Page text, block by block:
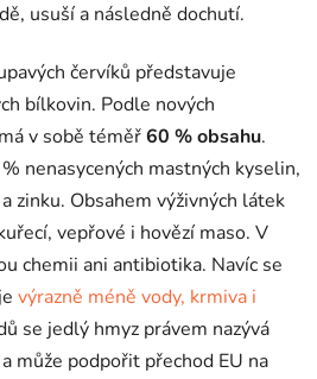
usuší a následně dochutí.
červíků představuje
bílkovin. Podle nových
v sobě téměř60 % obsahu.
nenasycených mastných kyselin,
zinku. Obsahem výživných látek
vepřové i hovězí maso. V
chemii ani antibiotika. Navíc se
výrazně méně vody, krmiva i
se jedlý hmyz právem nazývá
může podpořit přechod EU na